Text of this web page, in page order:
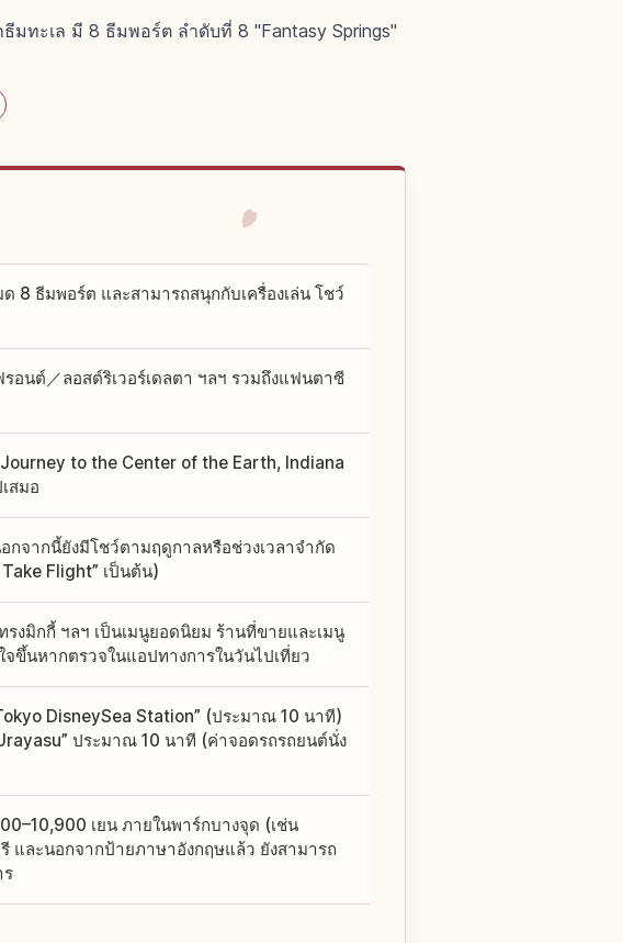
มทะเล มี 8 ธีมพอร์ต ลำดับที่ 8 "Fantasy Springs"
8 ธีมพอร์ต และสามารถสนุกกับเครื่องเล่น โชว์
รอนต์／ลอสต์ริเวอร์เดลตา ฯลฯ รวมถึงแฟนตาซี
to the Center of the Earth, Indiana
สมอ
กจากนี้ยังมีโชว์ตามฤดูกาลหรือช่วงเวลาจำกัด
Flight” เป็นต้น)
งมิกกี้ ฯลฯ เป็นเมนูยอดนิยม ร้านที่ขายและเมนู
จขึ้นหากตรวจในแอปทางการในวันไปเที่ยว
DisneySea Station” (ประมาณ 10 นาที)
ประมาณ 10 นาที (ค่าจอดรถรถยนต์นั่ง
เยน ภายในพาร์กบางจุด (เช่น
และนอกจากป้ายภาษาอังกฤษแล้ว ยังสามารถ